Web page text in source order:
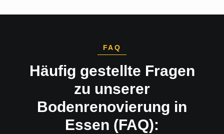
FAQ
Häufig gestellte Fragen
zu unserer
Bodenrenovierung in
Essen (FAQ):